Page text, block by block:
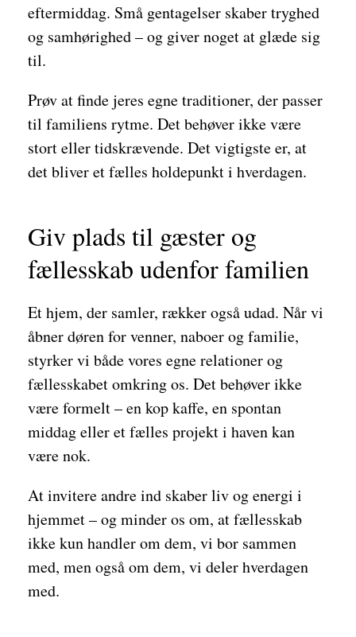
eftermiddag. Små gentagelser skaber tryghed
og samhørighed – og giver noget at glæde sig
til.
Prøv at finde jeres egne traditioner, der passer
til familiens rytme. Det behøver ikke være
stort eller tidskrævende. Det vigtigste er, at
det bliver et fælles holdepunkt i hverdagen.
Giv plads til gæster og
fællesskab udenfor familien
Et hjem, der samler, rækker også udad. Når vi
åbner døren for venner, naboer og familie,
styrker vi både vores egne relationer og
fællesskabet omkring os. Det behøver ikke
være formelt – en kop kaffe, en spontan
middag eller et fælles projekt i haven kan
være nok.
At invitere andre ind skaber liv og energi i
hjemmet – og minder os om, at fællesskab
ikke kun handler om dem, vi bor sammen
med, men også om dem, vi deler hverdagen
med.